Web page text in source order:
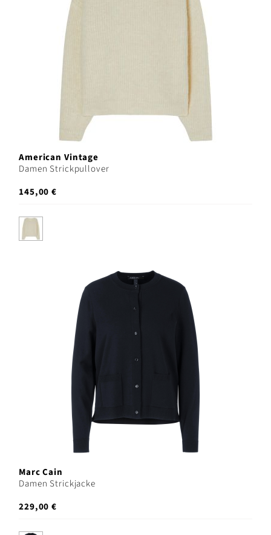
American Vintage
Damen Strickpullover
145,00 €
Marc Cain
Damen Strickjacke
229,00 €